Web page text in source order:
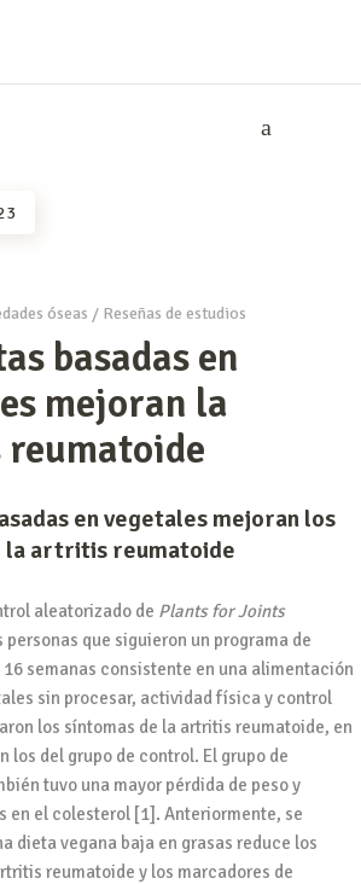
óseas / Reseñas de estudios
basadas en
mejoran la
en vegetales mejoran los
la artritis reumatoide
aleatorizado de Plants for Joints
personas que siguieron un programa de
semanas consistente en una alimentación
sin procesar, actividad física y control
los síntomas de la artritis reumatoide, en
los del grupo de control. El grupo de
tuvo una mayor pérdida de peso y
en el colesterol [1]. Anteriormente, se
dieta vegana baja en grasas reduce los
reumatoide y los marcadores de